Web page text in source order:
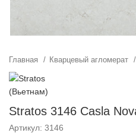
Главная Кварцевый агломерат
Stratos 3146 Casla
Артикул: 3146